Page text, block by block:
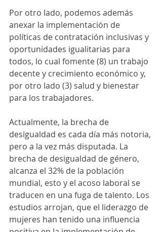
Por otro lado, podemos además
anexar la implementación de
políticas de contratación inclusivas y
oportunidades igualitarias para
todos, lo cual fomente (8) un trabajo
decente y crecimiento económico y,
por otro lado (3) salud y bienestar
para los trabajadores.
Actualmente, la brecha de
desigualdad es cada día más notoria,
pero a la vez más disputada. La
brecha de desigualdad de género,
alcanza el 32% de la población
mundial, esto y el acoso laboral se
traducen en una fuga de talento. Los
estudios arrojan, que el liderazgo de
mujeres han tenido una influencia